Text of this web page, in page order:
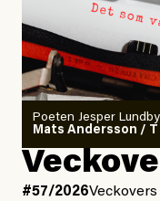
Poeten Jesper
Mats Andersson /
#57/2026Veckovers